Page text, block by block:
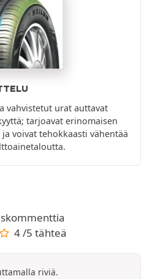
vahvistetut urat auttavat
tarjoavat erinomaisen
voivat tehokkaasti vähentää
4 /5 tähteä
riviä.